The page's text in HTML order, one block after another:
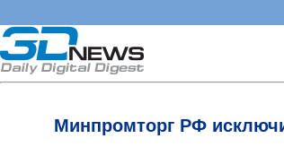
Минпромторг РФ